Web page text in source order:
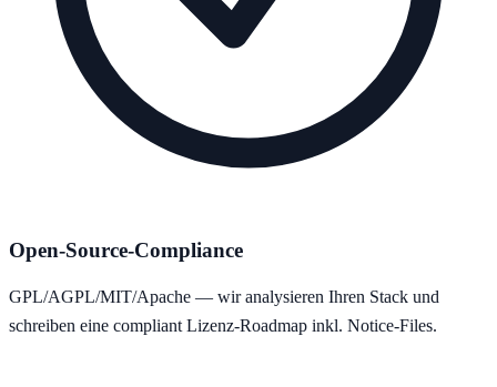
Open-Source-Compliance
GPL/AGPL/MIT/Apache — wir analysieren Ihren Stack und
schreiben eine compliant Lizenz-Roadmap inkl. Notice-Files.